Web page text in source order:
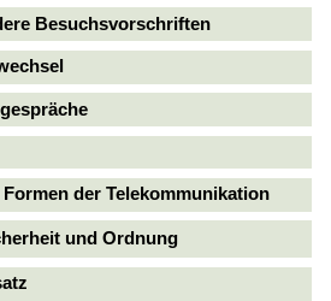
Besuchsvorschriften
Formen der Telekommunikation
und Ordnung